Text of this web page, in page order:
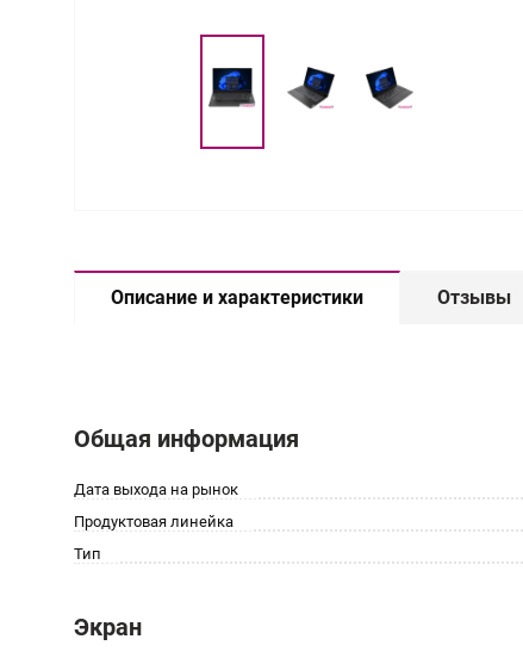
Описание и характеристики Отзывы
Общая информация
Дата выхода на рынок
Продуктовая линейка
Тип
Экран